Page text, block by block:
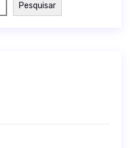
Pesquisar